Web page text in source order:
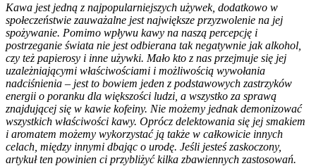
Kawa jest jedną z najpopularniejszych używek, dodatkowo w
społeczeństwie zauważalne jest największe przyzwolenie na jej
spożywanie. Pomimo wpływu kawy na naszą percepcję i
postrzeganie świata nie jest odbierana tak negatywnie jak alkohol,
czy też papierosy i inne używki. Mało kto z nas przejmuje się jej
uzależniającymi właściwościami i możliwością wywołania
nadciśnienia – jest to bowiem jeden z podstawowych zastrzyków
energii o poranku dla większości ludzi, a wszystko za sprawą
znajdującej się w kawie kofeiny. Nie możemy jednak demonizować
wszystkich właściwości kawy. Oprócz delektowania się jej smakiem
i aromatem możemy wykorzystać ją także w całkowicie innych
celach, między innymi dbając o urodę. Jeśli jesteś zaskoczony,
artykuł ten powinien ci przybliżyć kilka zbawiennych zastosowań.